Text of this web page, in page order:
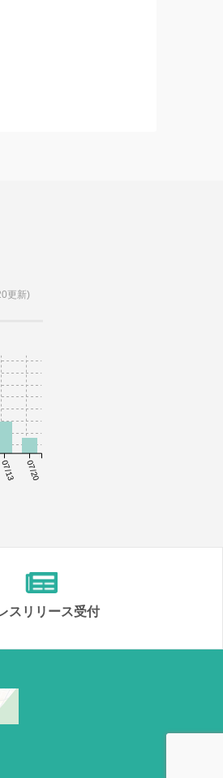
更新)
07/13 07/20
スリリース受付